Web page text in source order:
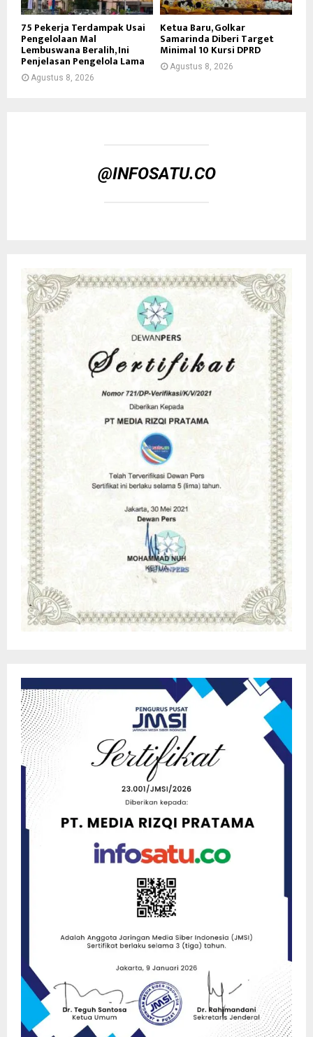
75 Pekerja Terdampak Usai
Pengelolaan Mal
Lembuswana Beralih, Ini
Penjelasan Pengelola Lama
Agustus 8, 2026
Ketua Baru, Golkar
Samarinda Diberi Target
Minimal 10 Kursi DPRD
Agustus 8, 2026
@INFOSATU.CO